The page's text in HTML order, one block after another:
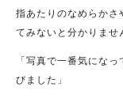
指あたりのなめらかさ
てみないと分かりませ
「写真で一番気にな
びました」